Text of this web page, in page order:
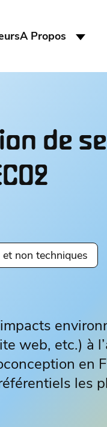
A Propos
de
non techniques
web, etc.) à
en
les